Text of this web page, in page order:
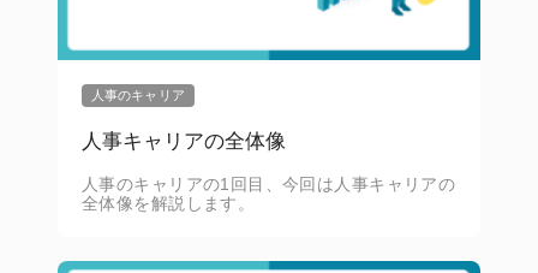
人事のキャリア
人事キャリアの全体像
人事のキャリアの1回目、今回は人事キャリアの
全体像を解説します。